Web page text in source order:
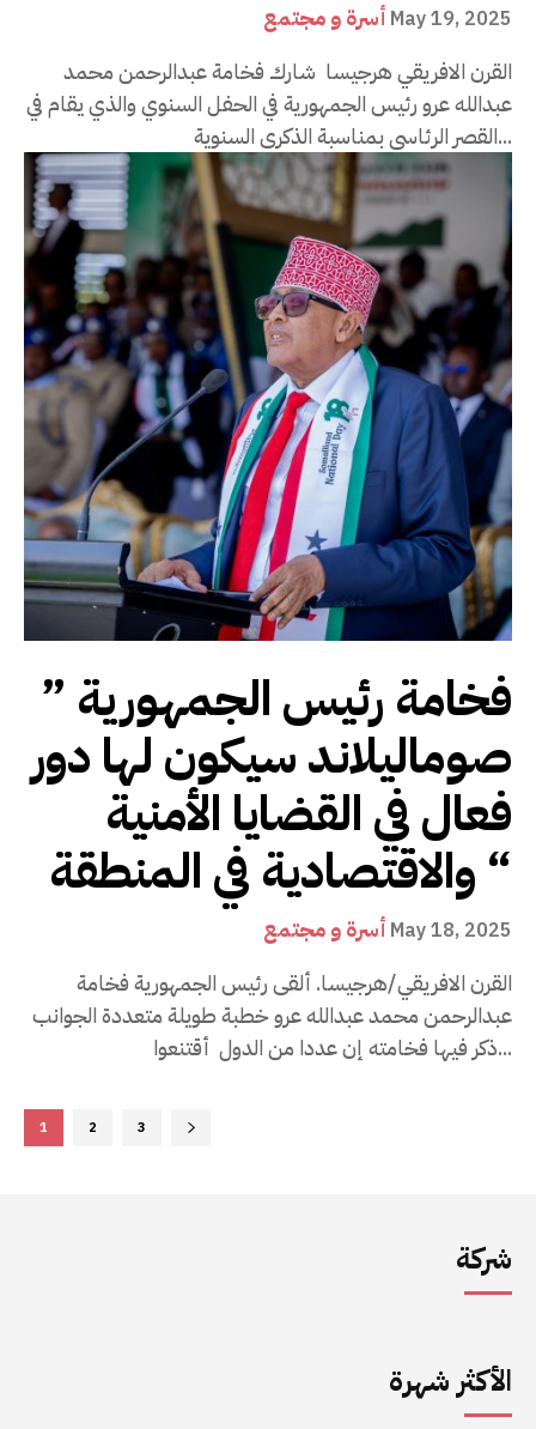
أسرة و مجتمع May 19, 2025
القرن الافريقي هرجيسا شارك فخامة عبدالرحمن محمد
عبدالله عرو رئيس الجمهورية في الحفل السنوي والذي يقام في
القصر الرئاسي بمناسبة الذكرى السنوية...
فخامة رئيس الجمهورية ”
صوماليلاند سيكون لها دور
فعال في القضايا الأمنية
والاقتصادية في المنطقة “
أسرة و مجتمع May 18, 2025
القرن الافريقي/هرجيسا. ألقى رئيس الجمهورية فخامة
عبدالرحمن محمد عبدالله عرو خطبة طويلة متعددة الجوانب
ذكر فيها فخامته إن عددا من الدول أقتنعوا...
1 2 3
شركة
الأكثر شهرة